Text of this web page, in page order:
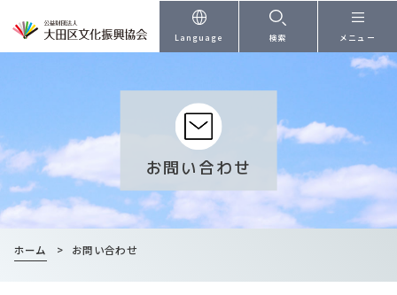
本文へ
Language 検索 メニュー
お問い合わせ
ホーム > お問い合わせ